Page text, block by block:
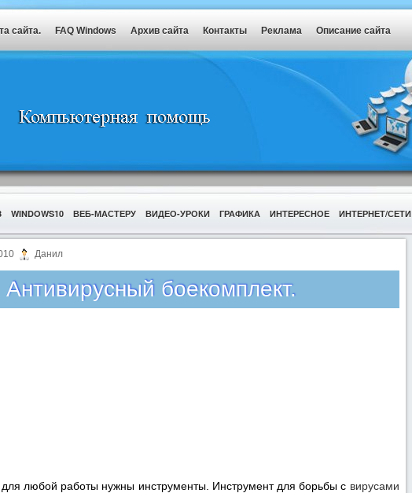
сайта. FAQ Windows Архив сайта Контакты Реклама Описание сайта
WINDOWS10 ВЕБ-МАСТЕРУ ВИДЕО-УРОКИ ГРАФИКА ИНТЕРЕСНОЕ ИНТЕРНЕТ/СЕТИ
Данил
Антивирусный боекомплект.
любой работы нужны инструменты. Инструмент для борьбы с вирусами